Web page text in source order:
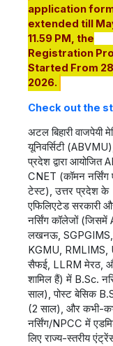
application
extended till
11.59 PM, the
Registration
Started From
2026.
Check out the
अटल बिहारी वाजपेयी
यूनिवर्सिटी
प्रदेश द्वारा आयोजित
CNET (कॉमन
टेस्ट), उत्तर प्रदेश के
एफिलिएटेड सरकारी
नर्सिंग कॉलेजों (जिसमें
लखनऊ, SGPGIMS,
KGMU, RMLIMS,
सैफई, LLRM मेरठ,
शामिल हैं) में B.Sc.
साल), पोस्ट बेसिक
(2 साल), और कभी-
नर्सिंग/NPCC में
लिए राज्य-स्तरीय